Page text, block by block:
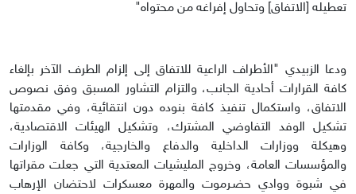
تعطيله [الاتفاق] وتحاول إفراغه من محتواه"
ودعا الزبيدي "الأطراف الراعية للاتفاق إلى إلزام الطرف الآخر بإلغاء
كافة القرارات أحادية الجانب، والتزام التشاور المسبق وفق نصوص
الاتفاق، واستكمال تنفيذ كافة بنوده دون انتقائية، وفي مقدمتها
تشكيل الوفد التفاوضي المشترك، وتشكيل الهيئات الاقتصادية،
وهيكلة ووزارات الداخلية والدفاع والخارجية، وكافة الوزارات
والمؤسسات العامة، وخروج المليشيات المعتدية التي جعلت مقراتها
في شبوة ووادي حضـرموت والمهرة معسكرات لاحتضان الإرهاب